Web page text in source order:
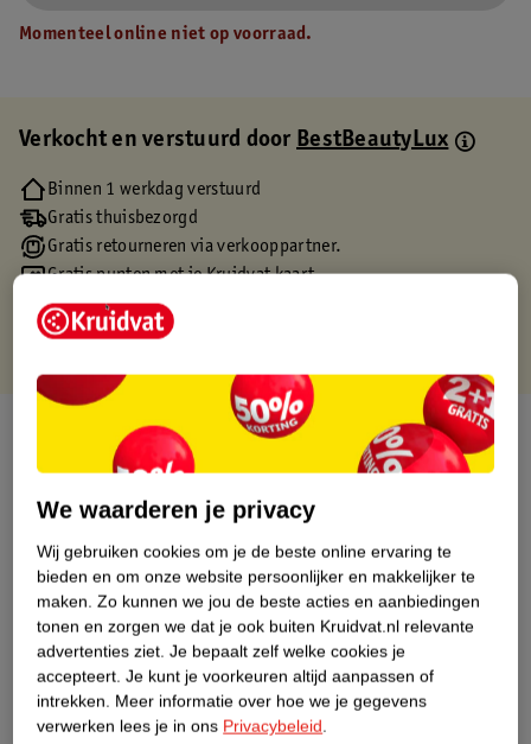
Momenteel online niet op voorraad.
Verkocht en verstuurd doorBestBeautyLux
Binnen 1 werkdag verstuurd
Gratis thuisbezorgd
Gratis retourneren via verkooppartner.
Gratis punten met je Kruidvat kaart
Over dit product
Etiketinformatie
Nature Impact Score
Dit product heeft (nog) geen Nature
Impact Score.
Meer informatie
We waarderen je privacy
Wij gebruiken cookies om je de beste online ervaring te
bieden en om onze website persoonlijker en makkelijker te
maken. Zo kunnen we jou de beste acties en aanbiedingen
tonen en zorgen we dat je ook buiten Kruidvat.nl relevante
advertenties ziet. Je bepaalt zelf welke cookies je
accepteert. Je kunt je voorkeuren altijd aanpassen of
intrekken. Meer informatie over hoe we je gegevens
verwerken lees je in ons Privacybeleid.